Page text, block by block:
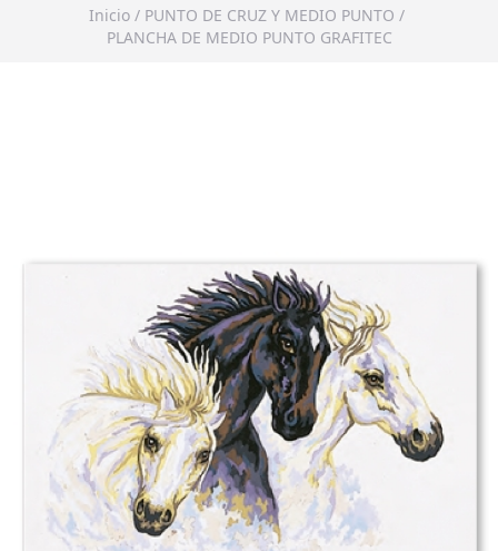
Inicio / PUNTO DE CRUZ Y MEDIO PUNTO /
PLANCHA DE MEDIO PUNTO GRAFITEC